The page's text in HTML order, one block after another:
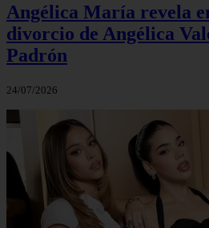
Angélica María revela
divorcio de Angélica
Padrón
24/07/2026